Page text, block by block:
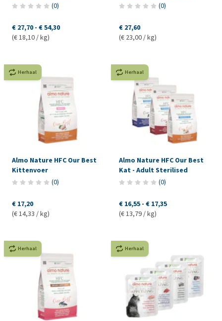
(0)
€ 27,70 - € 54,30
(€ 18,10 / kg)
(0)
€ 27,60
(€ 23,00 / kg)
Herhaal
Almo Nature HFC Our Best
Kittenvoer
(0)
€ 17,20
(€ 14,33 / kg)
Herhaal
Almo Nature HFC Our Best
Kat - Adult Sterilised
(0)
€ 16,55 - € 17,35
(€ 13,79 / kg)
Herhaal Herhaal